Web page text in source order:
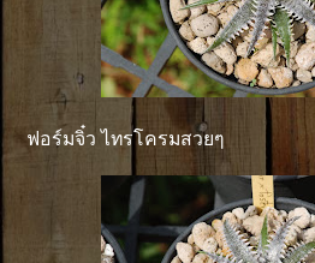
ฟอร์มจิ๋ว ไทรโครมสวยๆ